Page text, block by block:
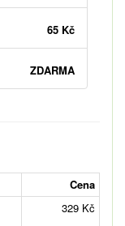
65 Kč
ZDARMA
Cena
329 Kč